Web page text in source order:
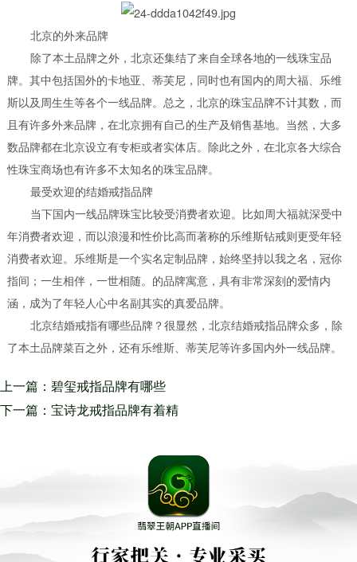
北京的外来品牌
除了本土品牌之外，北京还集结了来自全球各地的一线珠宝品
牌。其中包括国外的卡地亚、蒂芙尼，同时也有国内的周大福、乐维
斯以及周生生等各个一线品牌。总之，北京的珠宝品牌不计其数，而
且有许多外来品牌，在北京拥有自己的生产及销售基地。当然，大多
数品牌都在北京设立有专柜或者实体店。除此之外，在北京各大综合
性珠宝商场也有许多不太知名的珠宝品牌。
最受欢迎的结婚戒指品牌
当下国内一线品牌珠宝比较受消费者欢迎。比如周大福就深受中
年消费者欢迎，而以浪漫和性价比高而著称的乐维斯钻戒则更受年轻
消费者欢迎。乐维斯是一个实名定制品牌，始终坚持以我之名，冠你
指间；一生相伴，一世相随。的品牌寓意，具有非常深刻的爱情内
涵，成为了年轻人心中名副其实的真爱品牌。
北京结婚戒指有哪些品牌？很显然，北京结婚戒指品牌众多，除
了本土品牌菜百之外，还有乐维斯、蒂芙尼等许多国内外一线品牌。
上一篇：碧玺戒指品牌有哪些
上等优质的碧玺应该晶莹剔透
下一篇：宝诗龙戒指品牌有着精
创造了一款美丽惊人的飞马戒指